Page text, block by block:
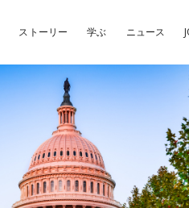
ストーリー 学ぶ ニュース